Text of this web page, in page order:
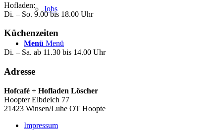
Jobs
Menü Menü
Hofladen:
Di. – So. 9.00 bis 18.00 Uhr
Küchenzeiten
Di. – Sa. ab 11.30 bis 14.00 Uhr
Adresse
Hofcafé + Hofladen Löscher
Hoopter Elbdeich 77
21423 Winsen/Luhe OT Hoopte
Impressum